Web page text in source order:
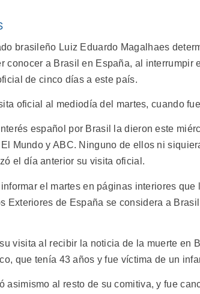
brasileño Luiz Eduardo Magalhaes
conocer a Brasil en España, al interrumpir
de cinco días a este país.
oficial al mediodía del martes, cuando
español por Brasil la dieron este
Mundo y ABC. Ninguno de ellos ni
el día anterior su visita oficial.
el martes en páginas interiores
Exteriores de España se considera a
visita al recibir la noticia de la muerte en
que tenía 43 años y fue víctima de un
asimismo al resto de su comitiva, y fue